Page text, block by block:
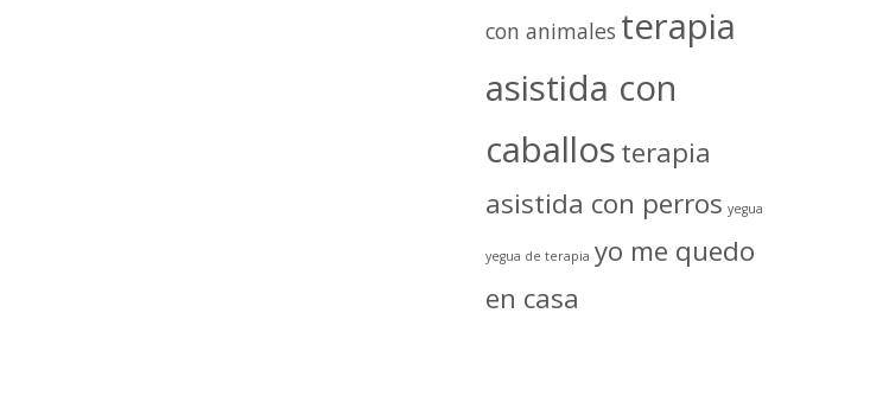
con animales terapia
asistida con
caballosterapia
asistida con perros yegua
yegua de terapia yo me quedo
en casa